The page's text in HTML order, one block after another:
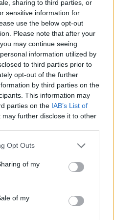
sharing to third parties, or
sensitive information for
use the below opt-out
Please note that after your
may continue seeing
information utilized by
to third parties prior to
opt-out of the further
by third parties on the
This information may
parties on the IAB’s List of
may further disclose it to other
Opt Outs
of my
of my
των